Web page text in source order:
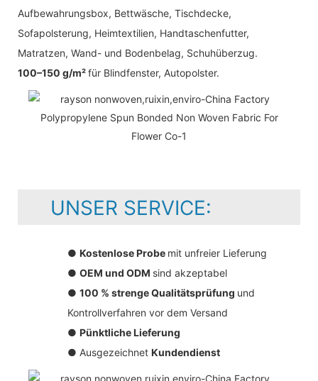
Aufbewahrungsbox, Bettwäsche, Tischdecke,
Sofapolsterung, Heimtextilien, Handtaschenfutter,
Matratzen, Wand- und Bodenbelag, Schuhüberzug.
100–150 g/m²für Blindfenster, Autopolster.
UNSER SERVICE:
● Kostenlose Probe mit unfreier Lieferung
● OEM und ODM sind akzeptabel
● 100 % strenge Qualitätsprüfung und
Kontrollverfahren vor dem Versand
● Pünktliche Lieferung
● Ausgezeichnet Kundendienst